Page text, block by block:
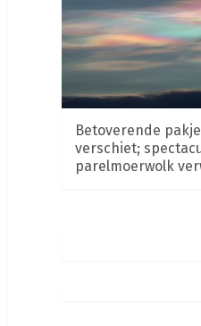
Betoverende
verschiet;
parelmoerwolk